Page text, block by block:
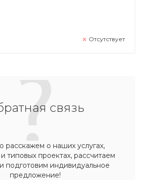
Отсутствует
связь
расскажем о наших услугах,
типовых проектах, рассчитаем
подготовим индивидуальное
предложение!